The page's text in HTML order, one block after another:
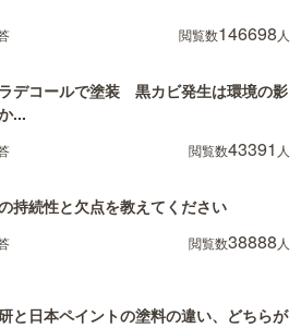
閲覧数146698 人
デコールで塗装 黒カビ発生は環境の影
...
閲覧数43391 人
持続性と欠点を教えてください
閲覧数38888 人
と日本ペイントの塗料の違い、どちらが